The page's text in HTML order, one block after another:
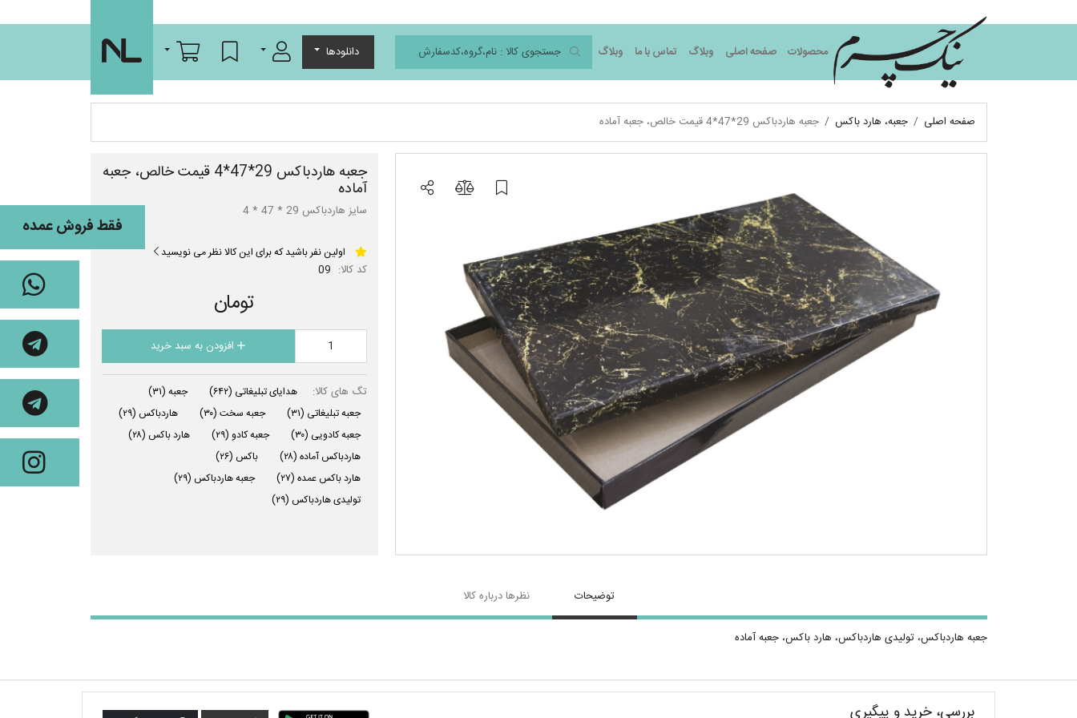
نیک چرم
محصولات
صفحه اصلی وبلاگ تماس با ما وبلاگ دانلودها ورود/عضویتلیست مورد علاقه
سبد خرید
صفحه اصلی جعبه، هارد باکس جعبه هاردباکس 29*47*4 قیمت خالص، جعبه آماده
جعبه هاردباکس 29*47*4 قیمت خالص، جعبه
آماده
سایز هاردباکس 29 * 47 * 4
اولین نفر باشید که برای این کالا نظر می نویسید
کد کالا: 09
تومان
افزودن به سبد خرید
تگ های کالا: هدایای تبلیغاتی (۶۴۲) جعبه (۳۱)
جعبه تبلیغاتی (۳۱) جعبه سخت (۳۰) هاردباکس (۲۹)
جعبه کادویی (۳۰) جعبه کادو (۲۹) هارد باکس (۲۸)
هاردباکس آماده (۲۸) باکس (۲۶)
هارد باکس عمده (۲۷) جعبه هاردباکس (۲۹)
تولیدی هاردباکس (۲۹)
توضیحات نظرها درباره کالا
جعبه هاردباکس، تولیدی هاردباکس، هارد باکس، جعبه آماده
بررسی، خرید و پیگیری
فقط فروش عمده